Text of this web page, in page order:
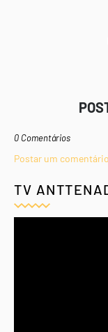
0 Comentários
Postar um comentário
TV